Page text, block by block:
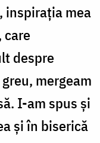
inspirația mea
care
despre
mergeam
I-am spus și
și în biserică